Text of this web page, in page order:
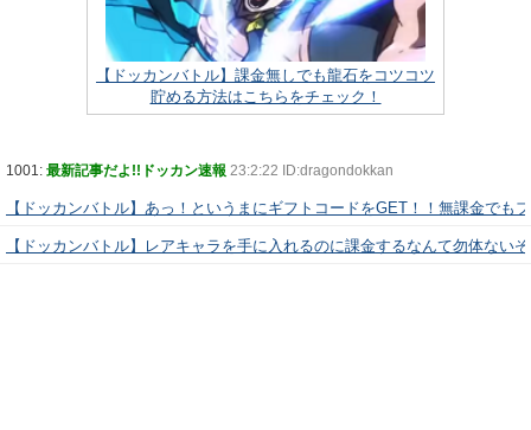
【ドッカンバトル】課金無しでも龍石をコツコツ
貯める方法はこちらをチェック！
1001: 最新記事だよ!!ドッカン速報 23:2:22 ID:dragondokkan
【ドッカンバトル】あっ！というまにギフトコードをGET！！無課金でも
【ドッカンバトル】レアキャラを手に入れるのに課金するなんて勿体ない